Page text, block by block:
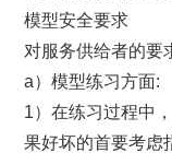
模型安全要求
对服务供给者的要
a）模型练习方面:
1）在练习过程中
果好坏的首要考虑